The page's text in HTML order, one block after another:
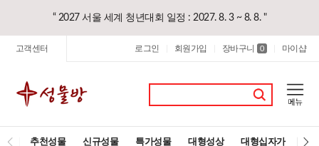
“ 2027 서울 세계 청년대회 일정 : 2027. 8. 3 ~ 8. 8. "
고객센터 로그인 회원가입 장바구니 0 마이샵
추천성물 신규성물 특가성물 대형성상 대형십자가 레